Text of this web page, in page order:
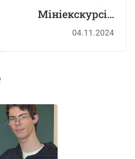
Мініекскурсія
Україною
04.11.2024